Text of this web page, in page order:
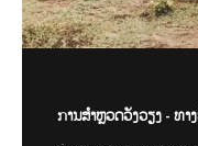
ການສຳຫຼວດວັງວຽງ - ທາ